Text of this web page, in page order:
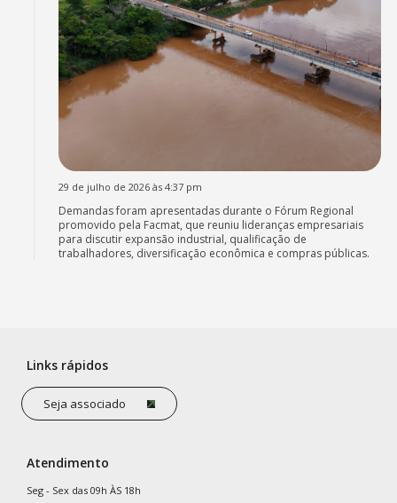
29 de julho de 2026 às 4:37 pm
Demandas foram apresentadas durante o Fórum Regional
promovido pela Facmat, que reuniu lideranças empresariais
para discutir expansão industrial, qualificação de
trabalhadores, diversificação econômica e compras públicas.
Links rápidos
Seja associado
Atendimento
Seg - Sex das 09h ÀS 18h